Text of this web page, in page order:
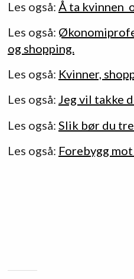
Les også: Å ta kvinnen
Les også:
og shopping.
Les også: Kvinner,
Les også: Jeg vil takke
Les også: Slik bør du
Les også: Forebygg